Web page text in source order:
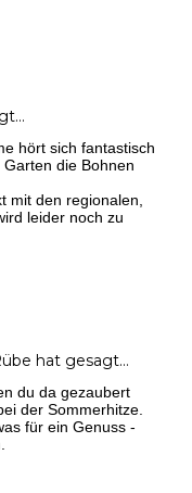
hört sich fantastisch
die Bohnen
mit den regionalen,
leider noch zu
hat gesagt…
du da gezaubert
der Sommerhitze.
für ein Genuss -